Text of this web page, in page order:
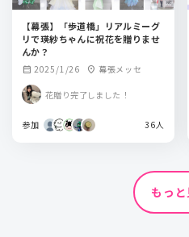
【幕張】「歩道橋」リアルミーグ
リで瑛紗ちゃんに祝花を贈りませ
んか？
calendar_month 2025/1/26 location_on 幕張メッセ
花贈り完了しました！
参加 36人
もっ